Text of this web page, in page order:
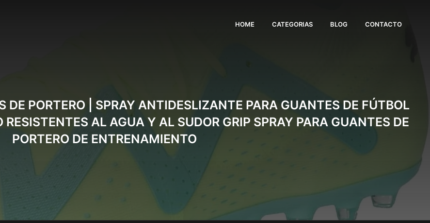
HOME CATEGORIAS BLOG CONTACTO
DE PORTERO | SPRAY ANTIDESLIZANTE PARA GUANTES DE FÚTBOL
AL AGUA Y AL SUDOR GRIP SPRAY PARA GUANTES DE
PORTERO DE ENTRENAMIENTO